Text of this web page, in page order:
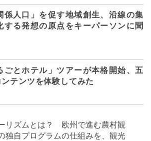
係人口」を促す地域創生、沿線の集
する発想の原点をキーパーソンに聞
ごとホテル」ツアーが本格開始、五
テンツを体験してみた
リズムとは？ 欧州で進む農村観
独自プログラムの仕組みを、観光